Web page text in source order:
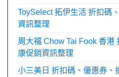
ToySelect 拓伊生活 折扣碼
資訊整理
周大福 Chow Tai Fook 香港
康促銷資訊整理
小三美日 折扣碼、優惠券、